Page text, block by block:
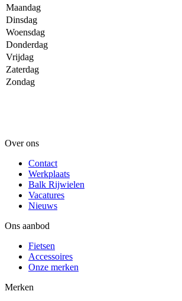
Maandag
Dinsdag
Woensdag
Donderdag
Vrijdag
Zaterdag
Zondag
Over ons
Contact
Werkplaats
Balk Rijwielen
Vacatures
Nieuws
Ons aanbod
Fietsen
Accessoires
Onze merken
Merken